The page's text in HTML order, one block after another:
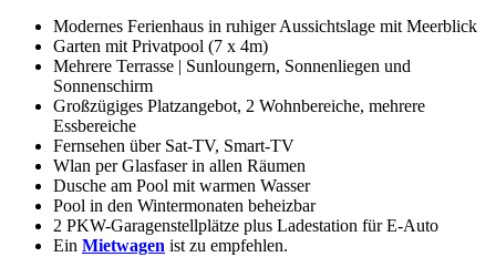
Modernes Ferienhaus in ruhiger Aussichtslage mit Meerblick
Garten mit Privatpool (7 x 4m)
Mehrere Terrasse | Sunloungern, Sonnenliegen und
Sonnenschirm
Großzügiges Platzangebot, 2 Wohnbereiche, mehrere
Essbereiche
Fernsehen über Sat-TV, Smart-TV
Wlan per Glasfaser in allen Räumen
Dusche am Pool mit warmen Wasser
Pool in den Wintermonaten beheizbar
2 PKW-Garagenstellplätze plus Ladestation für E-Auto
Ein Mietwagen ist zu empfehlen.